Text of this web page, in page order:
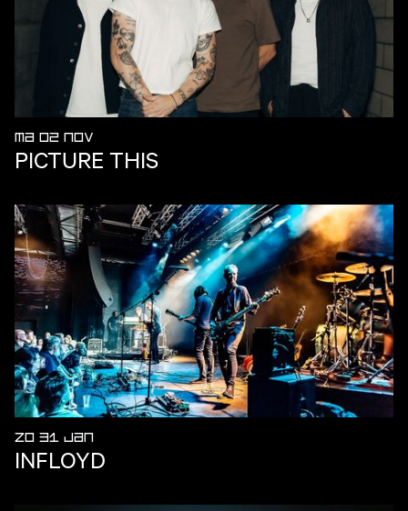
MA 02 NOV
PICTURE THIS
ZO 31 JAN
INFLOYD